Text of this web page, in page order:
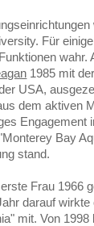
Für
wahr.
1985 mit
USA,
dem aktiven
Engagement
Bay
stand.
Frau 1966
darauf wirkte
mit. Von 1998